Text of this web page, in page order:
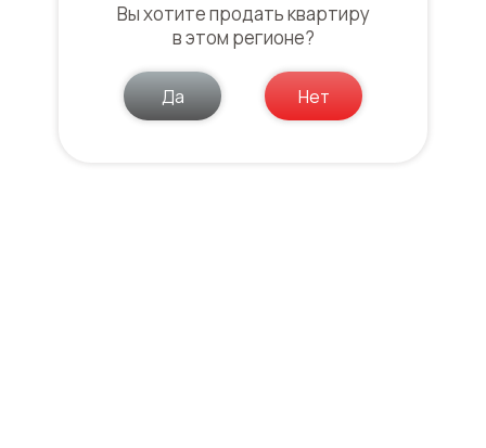
Вы хотите продать квартиру
в этом регионе?
Да Нет